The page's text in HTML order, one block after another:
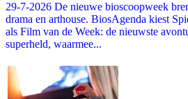
29-7-2026 De nieuwe bioscoopweek
drama en arthouse. BiosAgenda kiest
als Film van de Week: de nieuwste
superheld, waarmee...